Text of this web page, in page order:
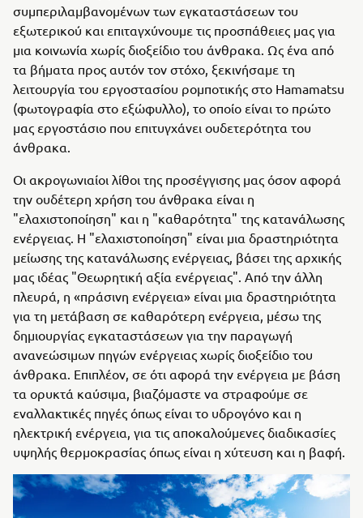
συμπεριλαμβανομένων των εγκαταστάσεων του
εξωτερικού και επιταγχύνουμε τις προσπάθειες μας για
μια κοινωνία χωρίς διοξείδιο του άνθρακα. Ως ένα από
τα βήματα προς αυτόν τον στόχο, ξεκινήσαμε τη
λειτουργία του εργοστασίου ρομποτικής στο Hamamatsu
(φωτογραφία στο εξώφυλλο), το οποίο είναι το πρώτο
μας εργοστάσιο που επιτυγχάνει ουδετερότητα του
άνθρακα.
Οι ακρογωνιαίοι λίθοι της προσέγγισης μας όσον αφορά
την ουδέτερη χρήση του άνθρακα είναι η
"ελαχιστοποίηση" και η "καθαρότητα" της κατανάλωσης
ενέργειας. Η "ελαχιστοποίηση" είναι μια δραστηριότητα
μείωσης της κατανάλωσης ενέργειας, βάσει της αρχικής
μας ιδέας "Θεωρητική αξία ενέργειας". Από την άλλη
πλευρά, η «πράσινη ενέργεια» είναι μια δραστηριότητα
για τη μετάβαση σε καθαρότερη ενέργεια, μέσω της
δημιουργίας εγκαταστάσεων για την παραγωγή
ανανεώσιμων πηγών ενέργειας χωρίς διοξείδιο του
άνθρακα. Επιπλέον, σε ότι αφορά την ενέργεια με βάση
τα ορυκτά καύσιμα, βιαζόμαστε να στραφούμε σε
εναλλακτικές πηγές όπως είναι το υδρογόνο και η
ηλεκτρική ενέργεια, για τις αποκαλούμενες διαδικασίες
υψηλής θερμοκρασίας όπως είναι η χύτευση και η βαφή.